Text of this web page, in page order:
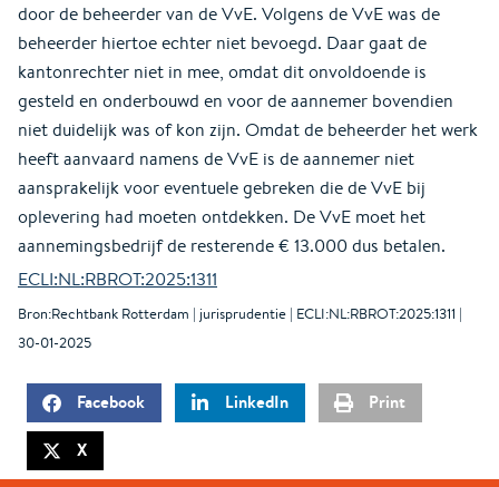
door de beheerder van de VvE. Volgens de VvE was de
beheerder hiertoe echter niet bevoegd. Daar gaat de
kantonrechter niet in mee, omdat dit onvoldoende is
gesteld en onderbouwd en voor de aannemer bovendien
niet duidelijk was of kon zijn. Omdat de beheerder het werk
heeft aanvaard namens de VvE is de aannemer niet
aansprakelijk voor eventuele gebreken die de VvE bij
oplevering had moeten ontdekken. De VvE moet het
aannemingsbedrijf de resterende € 13.000 dus betalen.
ECLI:NL:RBROT:2025:1311
Bron:Rechtbank Rotterdam | jurisprudentie | ECLI:NL:RBROT:2025:1311 |
30-01-2025
Facebook LinkedIn Print
X